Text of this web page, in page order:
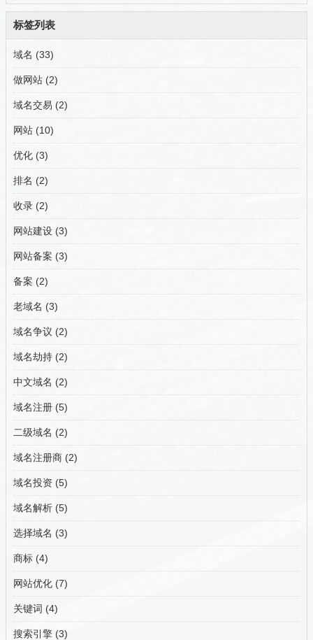
标签列表
域名 (33)
做网站 (2)
域名交易 (2)
网站 (10)
优化 (3)
排名 (2)
收录 (2)
网站建设 (3)
网站备案 (3)
备案 (2)
老域名 (3)
域名争议 (2)
域名劫持 (2)
中文域名 (2)
域名注册 (5)
二级域名 (2)
域名注册商 (2)
域名投资 (5)
域名解析 (5)
选择域名 (3)
商标 (4)
网站优化 (7)
关键词 (4)
搜索引擎 (3)